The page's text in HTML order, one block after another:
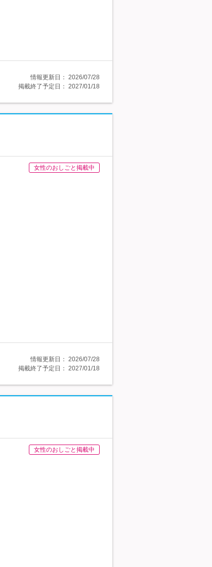
情報更新日： 2026/07/28
掲載終了予定日： 2027/01/18
女性のおしごと掲載中
情報更新日： 2026/07/28
掲載終了予定日： 2027/01/18
女性のおしごと掲載中